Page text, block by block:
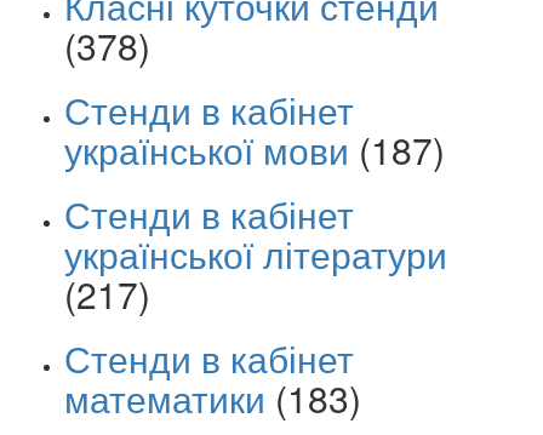
(378)
Стенди в кабінет
української мови (187)
Стенди в кабінет
української літератури
(217)
Стенди в кабінет
математики (183)